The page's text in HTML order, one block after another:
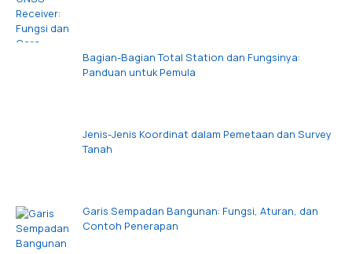
Bagian-Bagian Total Station dan Fungsinya:
Panduan untuk Pemula
Jenis-Jenis Koordinat dalam Pemetaan dan Survey
Tanah
Garis Sempadan Bangunan: Fungsi, Aturan, dan
Contoh Penerapan